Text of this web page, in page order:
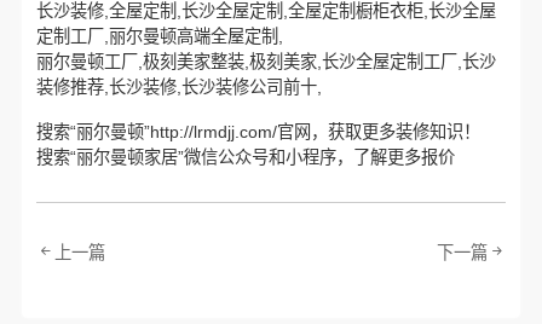
长沙装修,全屋定制,长沙全屋定制,全屋定制橱柜衣柜,长沙全屋
定制工厂,丽尔曼顿高端全屋定制,
丽尔曼顿工厂,极刻美家整装,极刻美家,长沙全屋定制工厂,长沙
装修推荐,长沙装修,长沙装修公司前十,
搜索“丽尔曼顿”http://lrmdjj.com/官网，获取更多装修知识！
搜索“丽尔曼顿家居”微信公众号和小程序，了解更多报价
上一篇 下一篇